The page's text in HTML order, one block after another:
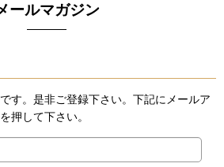
ールマガジン
す。是非ご登録下さい。下記にメールア
押して下さい。